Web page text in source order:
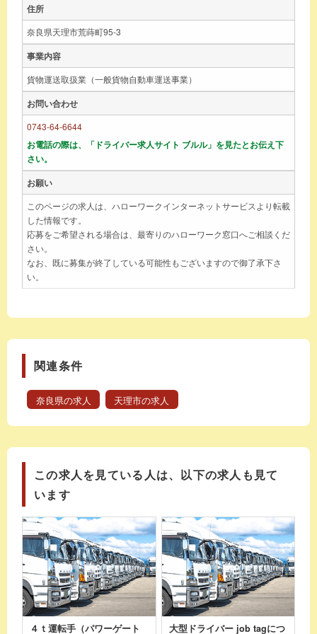
住所
奈良県天理市荒蒔町95-3
事業内容
貨物運送取扱業（一般貨物自動車運送事業）
お問い合わせ
0743-64-6644
お電話の際は、「ドライバー求人サイト ブルル」を見たとお伝え下
さい。
お願い
このページの求人は、ハローワークインターネットサービスより転載
した情報です。
応募をご希望される場合は、最寄りのハローワーク窓口へご相談くだ
さい。
なお、既に募集が終了している可能性もございますので御了承下さ
い。
関連条件
奈良県の求人 天理市の求人
この求人を見ている人は、以下の求人も見て
います
４ｔ運転手（パワーゲート
大型ドライバー job tagにつ